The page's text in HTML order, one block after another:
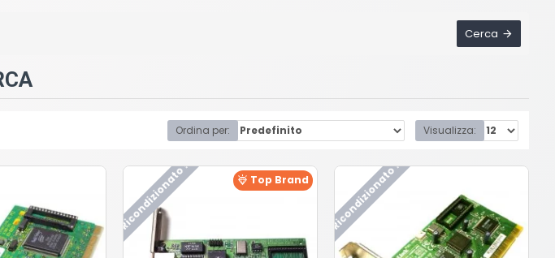
Cerca
Ordina per: Visualizza:
Top Brand
Ricondizionato ! Ricondizionato !